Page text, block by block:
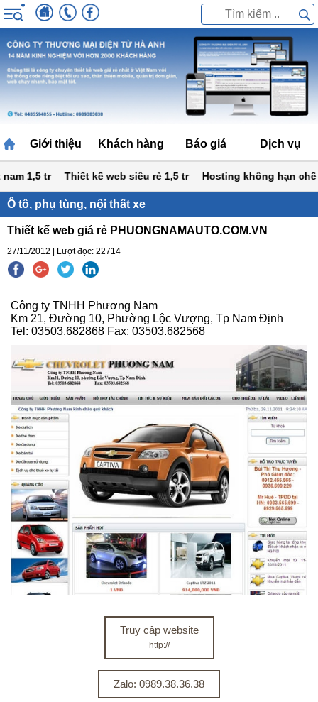
Giới thiệu Khách hàng Báo giá Dịch vụ
1,5 tr Thiết kế web siêu rẻ 1,5 tr Hosting không hạn chế
Ô tô, phụ tùng, nội thất xe
Thiết kế web giá rẻ PHUONGNAMAUTO.COM.VN
27/11/2012 | Lượt đọc: 22714
Công ty TNHH Phương Nam
Km 21, Đường 10, Phường Lộc Vượng, Tp Nam Định
Tel: 03503.682868 Fax: 03503.682568
Truy cập website
http://
Zalo: 0989.38.36.38